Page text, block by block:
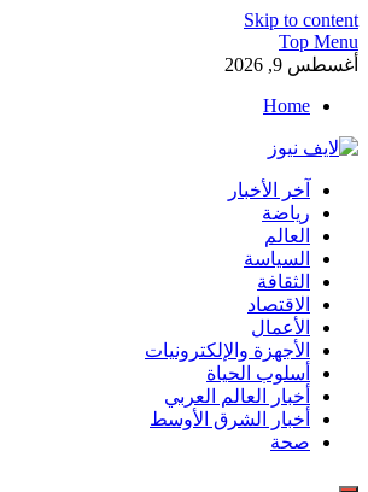
Skip to content
Top Menu
أغسطس 9, 2026
Home
لايف نيوز
آخر الأخبار العاجلة لحظة بلحظة من العالم
آخر الأخبار
رياضة
العالم
السياسة
الثقافة
الاقتصاد
الأعمال
الأجهزة والإلكترونيات
أسلوب الحياة
أخبار العالم العربي
أخبار الشرق الأوسط
صحة